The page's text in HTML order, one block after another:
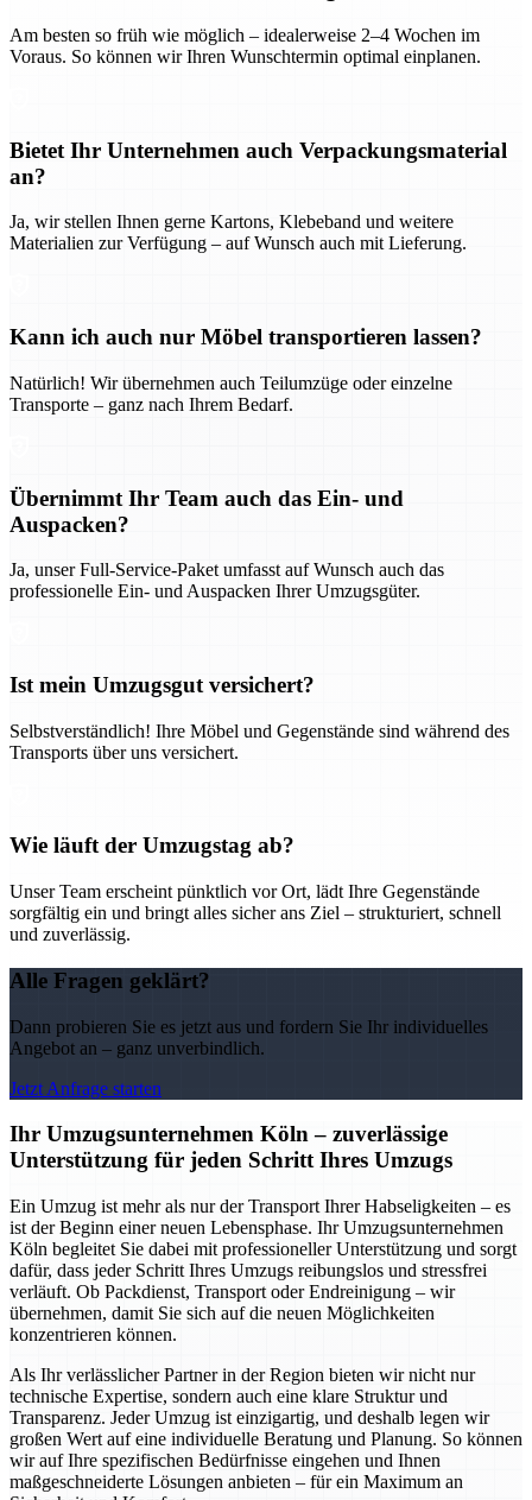
Am besten so früh wie möglich – idealerweise 2–4 Wochen im
Voraus. So können wir Ihren Wunschtermin optimal einplanen.
Bietet Ihr Unternehmen auch Verpackungsmaterial
an?
Ja, wir stellen Ihnen gerne Kartons, Klebeband und weitere
Materialien zur Verfügung – auf Wunsch auch mit Lieferung.
Kann ich auch nur Möbel transportieren lassen?
Natürlich! Wir übernehmen auch Teilumzüge oder einzelne
Transporte – ganz nach Ihrem Bedarf.
Übernimmt Ihr Team auch das Ein- und
Auspacken?
Ja, unser Full-Service-Paket umfasst auf Wunsch auch das
professionelle Ein- und Auspacken Ihrer Umzugsgüter.
Ist mein Umzugsgut versichert?
Selbstverständlich! Ihre Möbel und Gegenstände sind während des
Transports über uns versichert.
Wie läuft der Umzugstag ab?
Unser Team erscheint pünktlich vor Ort, lädt Ihre Gegenstände
sorgfältig ein und bringt alles sicher ans Ziel – strukturiert, schnell
und zuverlässig.
Alle Fragen geklärt?
Dann probieren Sie es jetzt aus und fordern Sie Ihr individuelles
Angebot an – ganz unverbindlich.
Jetzt Anfrage starten
Ihr Umzugsunternehmen Köln – zuverlässige
Unterstützung für jeden Schritt Ihres Umzugs
Ein Umzug ist mehr als nur der Transport Ihrer Habseligkeiten – es
ist der Beginn einer neuen Lebensphase. Ihr Umzugsunternehmen
Köln begleitet Sie dabei mit professioneller Unterstützung und sorgt
dafür, dass jeder Schritt Ihres Umzugs reibungslos und stressfrei
verläuft. Ob Packdienst, Transport oder Endreinigung – wir
übernehmen, damit Sie sich auf die neuen Möglichkeiten
konzentrieren können.
Als Ihr verlässlicher Partner in der Region bieten wir nicht nur
technische Expertise, sondern auch eine klare Struktur und
Transparenz. Jeder Umzug ist einzigartig, und deshalb legen wir
großen Wert auf eine individuelle Beratung und Planung. So können
wir auf Ihre spezifischen Bedürfnisse eingehen und Ihnen
maßgeschneiderte Lösungen anbieten – für ein Maximum an